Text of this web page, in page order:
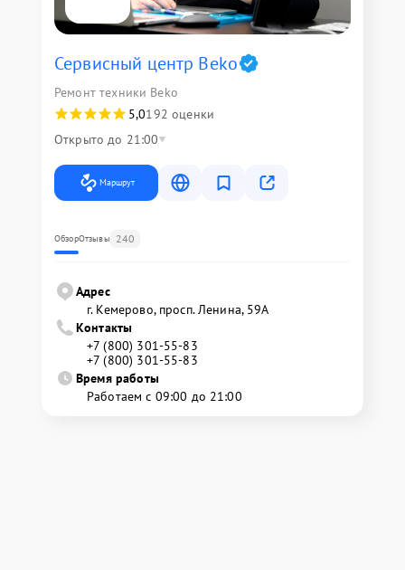
Сервисный центр Beko
Ремонт техники Beko
5,0192 оценки
Открыто до 21:00
Маршрут
ОбзорОтзывы 240
Адрес
г. Кемерово, просп. Ленина, 59А
Контакты
+7 (800) 301-55-83
+7 (800) 301-55-83
Время работы
Работаем с 09:00 до 21:00